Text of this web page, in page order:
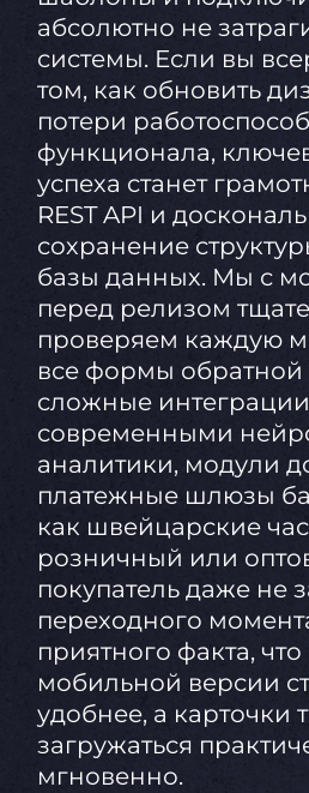
абсолютно не
системы. Если вы
том, как обновить
потери
функционала,
успеха станет
REST API и
сохранение
базы данных. Мы с
перед релизом
проверяем каждую
все формы обратной
сложные
современными
аналитики, модули
платежные шлюзы
как швейцарские
розничный или
покупатель даже не
переходного
приятного факта,
мобильной версии
удобнее, а карточки
загружаться
мгновенно.